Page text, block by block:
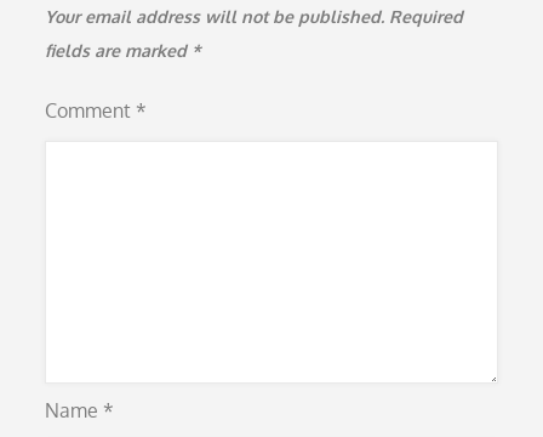
Your email address will not be published. Required
fields are marked *
Comment *
Name *